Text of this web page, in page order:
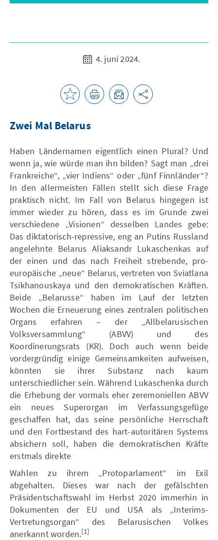
4. juni 2024.
Zwei Mal Belarus
Haben Ländernamen eigentlich einen Plural? Und
wenn ja, wie würde man ihn bilden? Sagt man „drei
Frankreiche“, „vier Indiens“ oder „fünf Finnländer“?
In den allermeisten Fällen stellt sich diese Frage
praktisch nicht. Im Fall von Belarus hingegen ist
immer wieder zu hören, dass es im Grunde zwei
verschiedene „Visionen“ desselben Landes gebe:
Das diktatorisch-repressive, eng an Putins Russland
angelehnte Belarus Aliaksandr Lukaschenkas auf
der einen und das nach Freiheit strebende, pro-
europäische „neue“ Belarus, vertreten von Sviatlana
Tsikhanouskaya und den demokratischen Kräften.
Beide „Belarusse“ haben im Lauf der letzten
Wochen die Erneuerung eines zentralen politischen
Organs erfahren – der „Allbelarusischen
Volksversammlung“ (ABVV) und des
Koordinerungsrats (KR). Doch auch wenn beide
vordergründig einige Gemeinsamkeiten aufweisen,
könnten sie ihrer Substanz nach kaum
unterschiedlicher sein. Während Lukaschenka durch
die Erhebung der vormals eher zeremoniellen ABVV
ein neues Superorgan im Verfassungsgefüge
geschaffen hat, das seine persönliche Herrschaft
und den Fortbestand des hart-autoritären Systems
absichern soll, haben die demokratischen Kräfte
erstmals direkte
Wahlen zu ihrem „Protoparlament“ im Exil
abgehalten. Dieses war nach der gefälschten
Präsidentschaftswahl im Herbst 2020 immerhin in
Dokumenten der EU und USA als „Interims-
Vertretungsorgan“ des Belarusischen Volkes
anerkannt worden.[1]